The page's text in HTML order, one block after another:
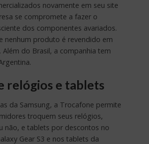
novamente em seu site
se compromete a fazer o
dos componentes avariados.
nenhum produto é revendido em
Além do Brasil, a companhia tem
relógios e tablets
da Samsung, a Trocafone permite
troquem seus relógios,
não, e tablets por descontos no
Gear S3 e nos tablets da